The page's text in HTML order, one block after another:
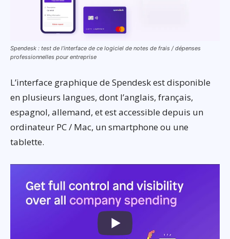
Spendesk : test de l’interface de ce logiciel de notes de frais / dépenses
professionnelles pour entreprise
L’interface graphique de Spendesk est disponible
en plusieurs langues, dont l’anglais, français,
espagnol, allemand, et est accessible depuis un
ordinateur PC / Mac, un smartphone ou une
tablette.